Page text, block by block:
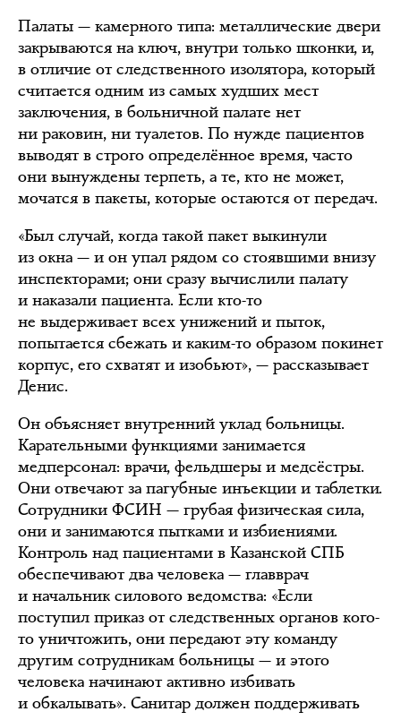
Палаты — камерного типа: металлические двери
закрываются на ключ, внутри только шконки, и,
в отличие от следственного изолятора, который
считается одним из самых худших мест
заключения, в больничной палате нет
ни раковин, ни туалетов. По нужде пациентов
выводят в строго определённое время, часто
они вынуждены терпеть, а те, кто не может,
мочатся в пакеты, которые остаются от передач.
«Был случай, когда такой пакет выкинули
из окна — и он упал рядом со стоявшими внизу
инспекторами; они сразу вычислили палату
и наказали пациента. Если кто-то
не выдерживает всех унижений и пыток,
попытается сбежать и каким-то образом покинет
корпус, его схватят и изобьют», — рассказывает
Денис.
Он объясняет внутренний уклад больницы.
Карательными функциями занимается
медперсонал: врачи, фельдшеры и медсёстры.
Они отвечают за пагубные инъекции и таблетки.
Сотрудники ФСИН — грубая физическая сила,
они и занимаются пытками и избиениями.
Контроль над пациентами в Казанской СПБ
обеспечивают два человека — главврач
и начальник силового ведомства: «Если
поступил приказ от следственных органов кого-
то уничтожить, они передают эту команду
другим сотрудникам больницы — и этого
человека начинают активно избивать
и обкалывать». Санитар должен поддерживать